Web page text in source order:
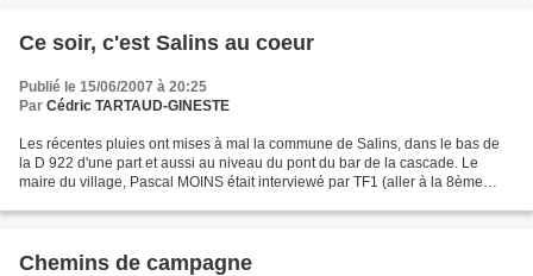
Ce soir, c'est Salins au coeur
Publié le 15/06/2007 à 20:25
Par Cédric TARTAUD-GINESTE
Les récentes pluies ont mises à mal la commune de Salins, dans le bas de
la D 922 d'une part et aussi au niveau du pont du bar de la cascade. Le
maire du village, Pascal MOINS était interviewé par TF1 (aller à la 8ème
Chemins de campagne